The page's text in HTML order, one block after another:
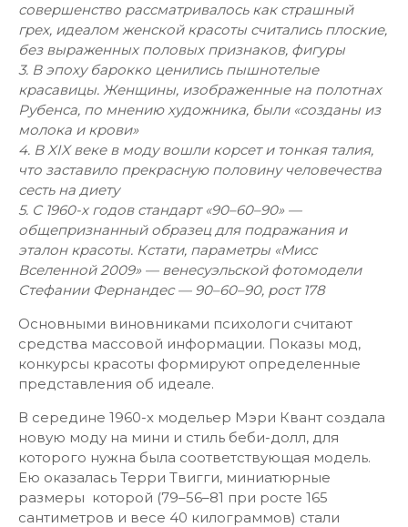
совершенство рассматривалось как страшный
грех, идеалом женской красоты считались плоские,
без выраженных половых признаков, фигуры
3. В эпоху барокко ценились пышнотелые
красавицы. Женщины, изображенные на полотнах
Рубенса, по мнению художника, были «созданы из
молока и крови»
4. В XIX веке в моду вошли корсет и тонкая талия,
что заставило прекрасную половину человечества
сесть на диету
5. С 1960-х годов стандарт «90–60–90» —
общепризнанный образец для подражания и
эталон красоты. Кстати, параметры «Мисс
Вселенной 2009» — венесуэльской фотомодели
Стефании Фернандес — 90–60–90, рост 178
Основными виновниками психологи считают
средства массовой информации. Показы мод,
конкурсы красоты формируют определенные
представления об идеале.
В середине 1960-х модельер Мэри Квант создала
новую моду на мини и стиль беби-долл, для
которого нужна была соответствующая модель.
Ею оказалась Терри Твигги, миниатюрные
размеры которой (79–56–81 при росте 165
сантиметров и весе 40 килограммов) стали